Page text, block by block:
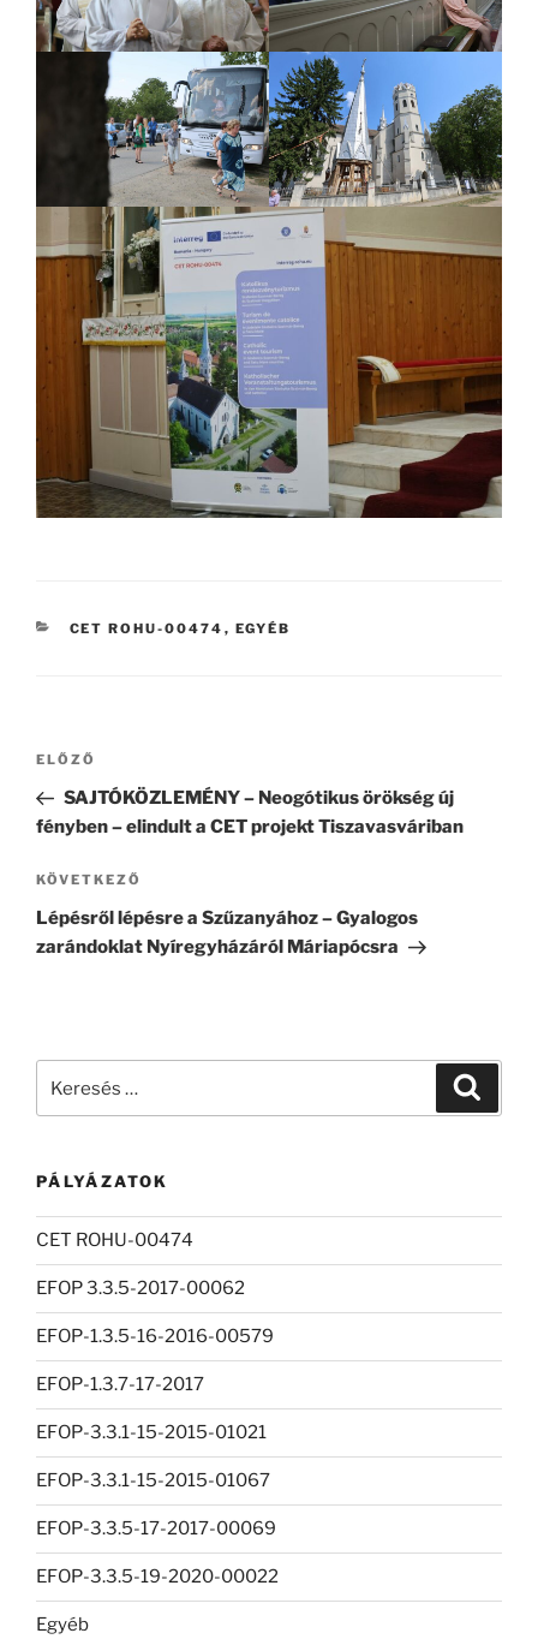
KATEGÓRIÁK
CET ROHU-00474 , EGYÉB
Bejegyzés
navigáció
Korábbi
bejegyzés
ELŐZŐ
SAJTÓKÖZLEMÉNY – Neogótikus örökség új
fényben – elindult a CET projekt Tiszavasváriban
Következő
bejegyzés
KÖVETKEZŐ
Lépésről lépésre a Szűzanyához – Gyalogos
zarándoklat Nyíregyházáról Máriapócsra
PÁLYÁZATOK
CET ROHU-00474
EFOP 3.3.5-2017-00062
EFOP-1.3.5-16-2016-00579
EFOP-1.3.7-17-2017
EFOP-3.3.1-15-2015-01021
EFOP-3.3.1-15-2015-01067
EFOP-3.3.5-17-2017-00069
EFOP-3.3.5-19-2020-00022
Egyéb